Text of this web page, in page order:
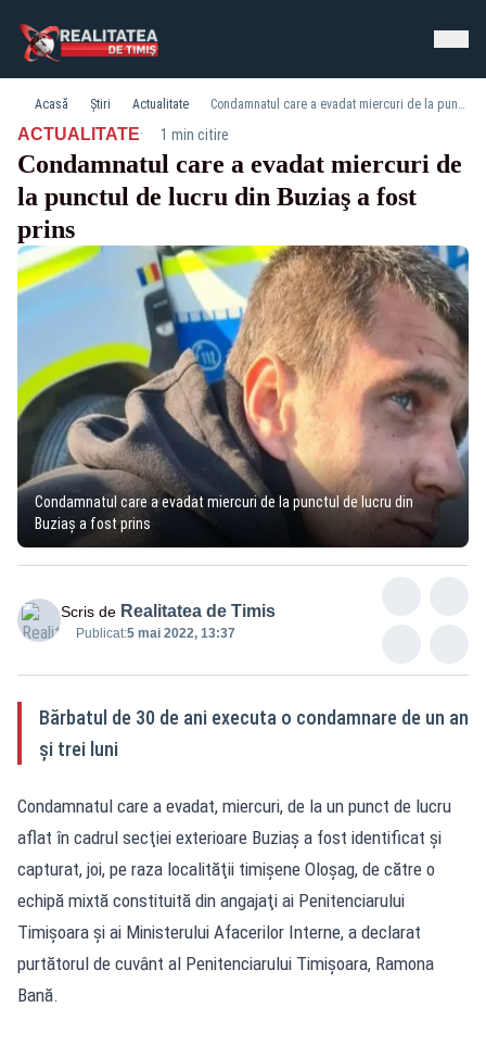
Acasă Știri Actualitate Condamnatul care a evadat miercuri de la punctul de lucru din Buziaş a fost prins
ACTUALITATE· 1 min citire
Condamnatul care a evadat miercuri de
la punctul de lucru din Buziaş a fost
prins
Condamnatul care a evadat miercuri de la punctul de lucru din
Buziaş a fost prins
Scris de Realitatea de Timis
Publicat:5 mai 2022, 13:37
Bărbatul de 30 de ani executa o condamnare de un an
şi trei luni
Condamnatul care a evadat, miercuri, de la un punct de lucru
aflat în cadrul secţiei exterioare Buziaş a fost identificat şi
capturat, joi, pe raza localităţii timişene Oloşag, de către o
echipă mixtă constituită din angajaţi ai Penitenciarului
Timişoara şi ai Ministerului Afacerilor Interne, a declarat
purtătorul de cuvânt al Penitenciarului Timişoara, Ramona
Bană.